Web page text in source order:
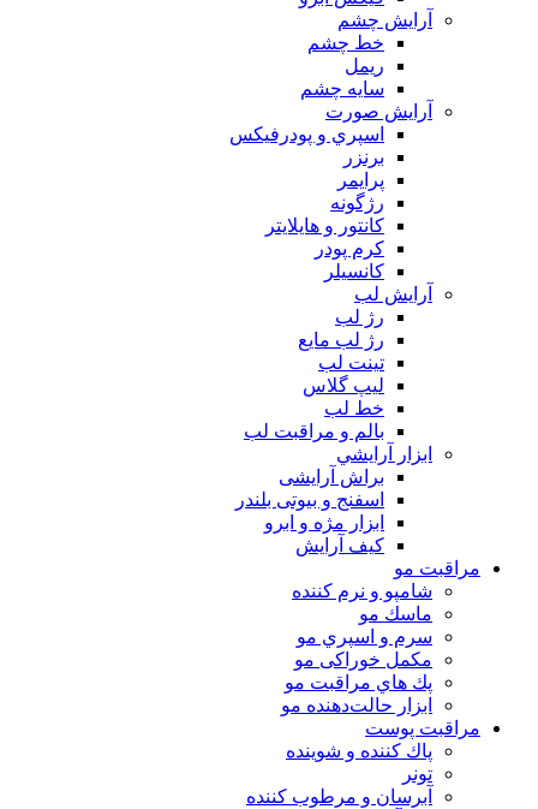
آرايش چشم
خط چشم
ريمل
سايه چشم
آرايش صورت
اسپري و پودرفيكس
برنزر
پرايمر
رژگونه
كانتور و هايلايتر
كرم پودر
كانسيلر
آرايش لب
رژ لب
رژ لب مایع
تینت لب
لیپ گلاس
خط لب
بالم و مراقبت لب
ابزار آرايشي
براش آرایشی
اسفنج و بیوتی بلندر
ابزار مژه و ابرو
کیف آرایش
مراقبت مو
شامپو و نرم كننده
ماسك مو
سرم و اسپري مو
مكمل خوراكی مو
پك هاي مراقبت مو
ابزار حالت‌دهنده مو
مراقبت پوست
پاك كننده و شوينده
تونر
آبرسان و مرطوب كننده